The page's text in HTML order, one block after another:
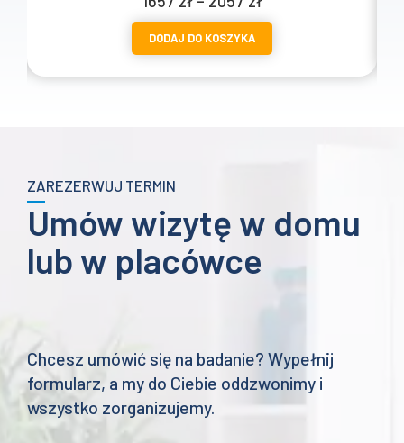
cen:
DODAJ DO KOSZYKA
ZAREZERWUJ TERMIN
Umów wizytę w domu
lub w placówce
Chcesz umówić się na badanie? Wypełnij
formularz, a my do Ciebie oddzwonimy i
wszystko zorganizujemy.